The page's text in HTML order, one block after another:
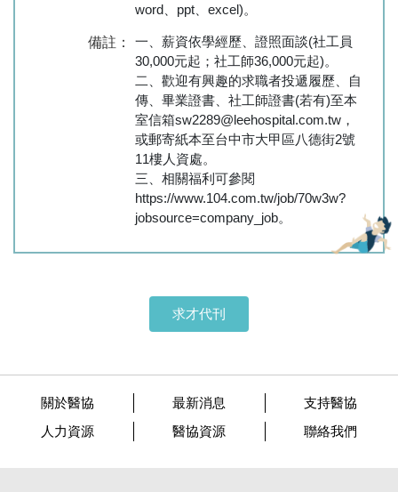
word、ppt、excel)。
備註：
一、薪資依學經歷、證照面談(社工員
30,000元起；社工師36,000元起)。
二、歡迎有興趣的求職者投遞履歷、自
傳、畢業證書、社工師證書(若有)至本
室信箱sw2289@leehospital.com.tw，
或郵寄紙本至台中市大甲區八德街2號
11樓人資處。
三、相關福利可參閱
https://www.104.com.tw/job/70w3w?
jobsource=company_job。
求才代刊
關於醫協 最新消息
支持醫協
人力資源
醫協資源 聯絡我們